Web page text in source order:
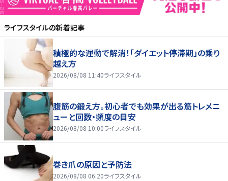
ライフスタイルの新着記事
積極的な運動で解消！「ダイエット停滞期」の乗り
越え方
2026/08/08 11:40ライフスタイル
腹筋の鍛え方。初心者でも効果が出る筋トレメニ
ューと回数・頻度の目安
2026/08/08 10:00ライフスタイル
巻き爪の原因と予防法
2026/08/08 06:20ライフスタイル